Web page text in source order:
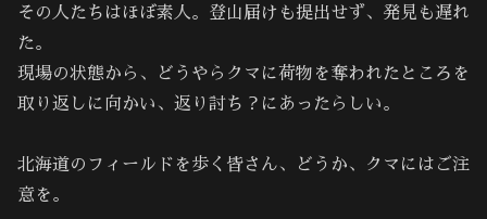
その人たちはほぼ素人。登山届けも提出せず、発見も遅れ
た。
現場の状態から、どうやらクマに荷物を奪われたところを
取り返しに向かい、返り討ち？にあったらしい。
北海道のフィールドを歩く皆さん、どうか、クマにはご注
意を。